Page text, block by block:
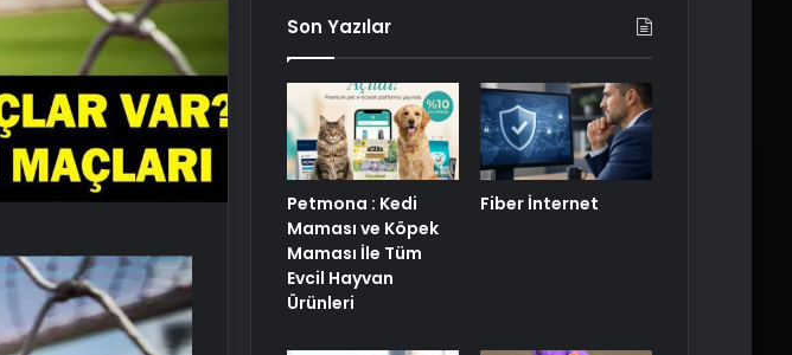
Son Yazılar
Petmona : Kedi
Maması ve Köpek
Maması İle Tüm
Evcil Hayvan
Ürünleri
Fiber İnternet